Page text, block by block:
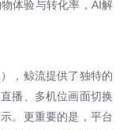
体验与转化率，AI解
，鲸流提供了独特的
播、多机位画面切换
。更重要的是，平台